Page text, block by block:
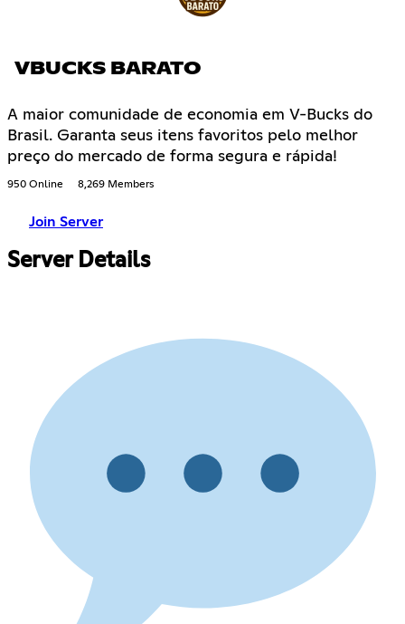
VBUCKS BARATO
A maior comunidade de economia em V-Bucks do
Brasil. Garanta seus itens favoritos pelo melhor
preço do mercado de forma segura e rápida!
950 Online 8,269 Members
Join Server
Server Details